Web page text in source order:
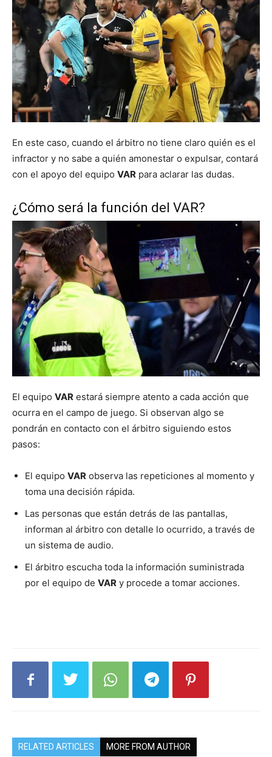
En este caso, cuando el árbitro no tiene claro quién es el
infractor y no sabe a quién amonestar o expulsar, contará
con el apoyo del equipo VAR para aclarar las dudas.
¿Cómo será la función del VAR?
El equipo VAR estará siempre atento a cada acción que
ocurra en el campo de juego. Si observan algo se
pondrán en contacto con el árbitro siguiendo estos
pasos:
El equipo VAR observa las repeticiones al momento y
toma una decisión rápida.
Las personas que están detrás de las pantallas,
informan al árbitro con detalle lo ocurrido, a través de
un sistema de audio.
El árbitro escucha toda la información suministrada
por el equipo de VAR y procede a tomar acciones.
RELATED ARTICLES MORE FROM AUTHOR